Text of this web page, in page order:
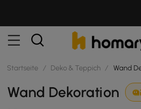
Startseite / Deko & Teppich / Wand
Wand Dekoration